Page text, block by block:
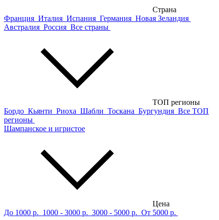
Страна
Франция Италия Испания Германия Новая Зеландия
Австралия Россия Все страны
ТОП регионы
Бордо Кьянти Риоха Шабли Тоскана Бургундия Все ТОП
регионы
Шампанское и игристое
Цена
До 1000 р. 1000 - 3000 р. 3000 - 5000 р. От 5000 р.